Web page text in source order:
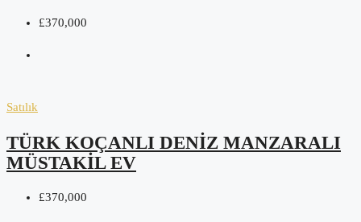
£370,000
Satılık
TÜRK KOÇANLI DENİZ MANZARALI
MÜSTAKİL EV
£370,000